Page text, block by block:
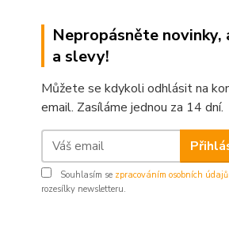
Nepropásněte novinky,
a slevy!
Můžete se kdykoli odhlásit na
email. Zasíláme jednou za 14 dní.
Souhlasím se zpracováním osobních údajů
rozesílky newsletteru.